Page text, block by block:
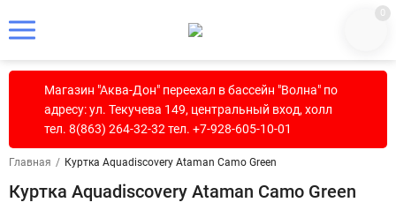
0
Магазин "Аква-Дон" переехал в бассейн "Волна" по
адресу: ул. Текучева 149, центральный вход, холл
тел. 8(863) 264-32-32 тел. +7-928-605-10-01
Главная / Куртка Aquadiscovery Ataman Camo Green
Куртка Aquadiscovery Ataman Camo Green